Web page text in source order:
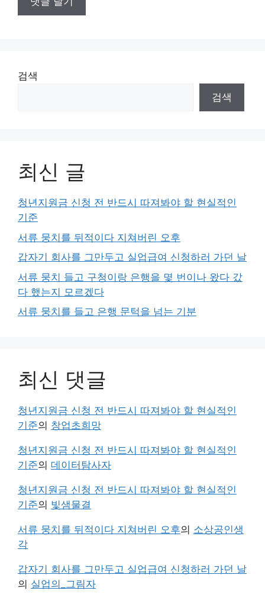
검색
검색
최신 글
청년지원금 신청 전 반드시 따져봐야 할 현실적인
기준
서류 뭉치를 뒤적이다 지쳐버린 오후
갑자기 회사를 그만두고 실업급여 신청하러 가던 날
서류 뭉치 들고 구청이랑 은행을 몇 번이나 왔다 갔
다 했는지 모르겠다
서류 뭉치를 들고 은행 문턱을 넘는 기분
최신 댓글
청년지원금 신청 전 반드시 따져봐야 할 현실적인
기준의 창업초희망
청년지원금 신청 전 반드시 따져봐야 할 현실적인
기준의 데이터탐사자
청년지원금 신청 전 반드시 따져봐야 할 현실적인
기준의 빛샘물결
서류 뭉치를 뒤적이다 지쳐버린 오후의 소상공인생
각
갑자기 회사를 그만두고 실업급여 신청하러 가던 날
의 실업의_그림자